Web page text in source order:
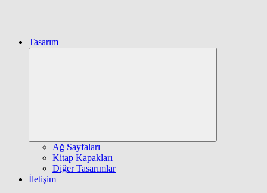
Tasarım
Ağ Sayfaları
Kitap Kapakları
Diğer Tasarımlar
İletişim